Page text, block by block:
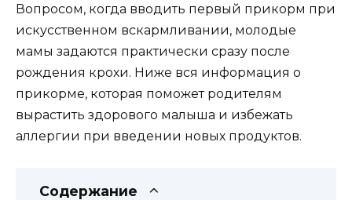
Вопросом, когда вводить первый прикорм при
искусственном вскармливании, молодые
мамы задаются практически сразу после
рождения крохи. Ниже вся информация о
прикорме, которая поможет родителям
вырастить здорового малыша и избежать
аллергии при введении новых продуктов.
Содержание